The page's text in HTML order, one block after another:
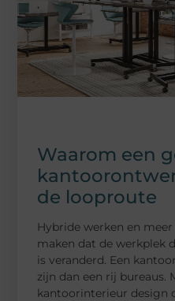
Waarom een
de looproute
Hybride werken en
maken dat de werkplek
is veranderd. Een
zijn dan een rij bureaus.
kantoorinterieur design